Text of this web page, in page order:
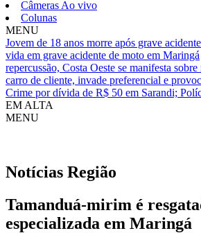
Câmeras Ao vivo
Colunas
MENU
Jovem de 18 anos morre após grave
vida em grave acidente de moto em Maringá
repercussão, Costa Oeste se manifesta
carro de cliente, invade preferencial e
Crime por dívida de R$ 50 em Sarandi;
EM ALTA
MENU
Notícias Região
Tamanduá-mirim é
especializada em Maringá